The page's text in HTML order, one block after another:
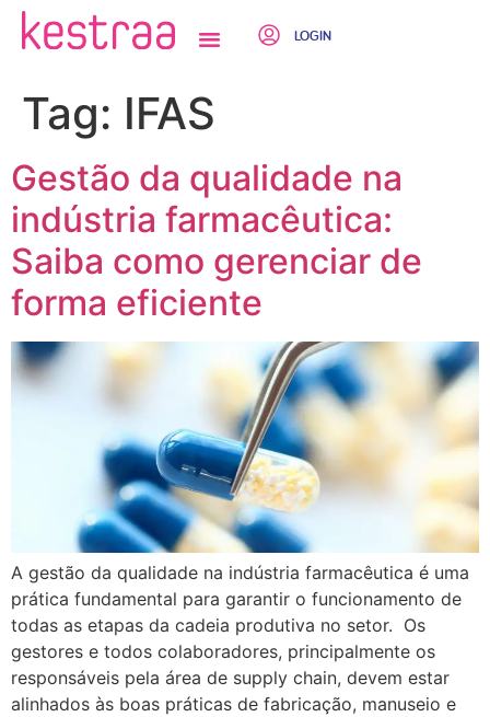
LOGIN
Tag: IFAS
Gestão da qualidade na
indústria farmacêutica:
Saiba como gerenciar de
forma eficiente
A gestão da qualidade na indústria farmacêutica é uma
prática fundamental para garantir o funcionamento de
todas as etapas da cadeia produtiva no setor. Os
gestores e todos colaboradores, principalmente os
responsáveis pela área de supply chain, devem estar
alinhados às boas práticas de fabricação, manuseio e